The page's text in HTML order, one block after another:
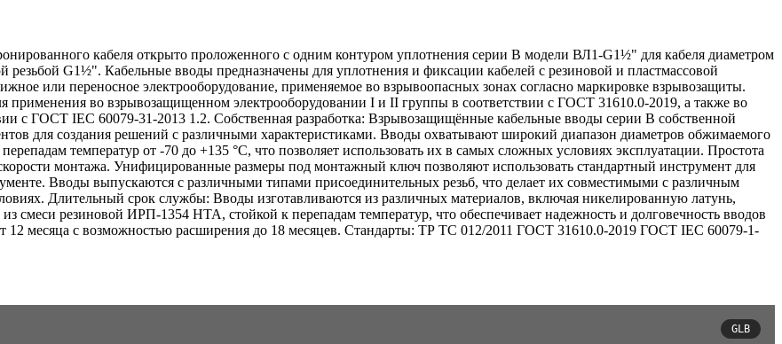
кабеля открыто проложенного с одним контуром уплотнения серии В модели ВЛ1-G1½" для кабеля диаметром
резьбой G1½". Кабельные вводы предназначены для уплотнения и фиксации кабелей с резиновой и пластмассовой
или переносное электрооборудование, применяемое во взрывоопасных зонах согласно маркировке взрывозащиты.
применения во взрывозащищенном электрооборудовании I и II группы в соответствии с ГОСТ 31610.0-2019, а также во
с ГОСТ IEC 60079-31-2013 1.2. Собственная разработка: Взрывозащищённые кабельные вводы серии В собственной
для создания решений с различными характеристиками. Вводы охватывают широкий диапазон диаметров обжимаемого
температур от -70 до +135 °C, что позволяет использовать их в самых сложных условиях эксплуатации. Простота
монтажа. Унифицированные размеры под монтажный ключ позволяют использовать стандартный инструмент для
Вводы выпускаются с различными типами присоединительных резьб, что делает их совместимыми с различным
Длительный срок службы: Вводы изготавливаются из различных материалов, включая никелированную латунь,
смеси резиновой ИРП-1354 НТА, стойкой к перепадам температур, что обеспечивает надежность и долговечность вводов
12 месяца с возможностью расширения до 18 месяцев. Стандарты: ТР ТС 012/2011 ГОСТ 31610.0-2019 ГОСТ IEC 60079-1-
GLB